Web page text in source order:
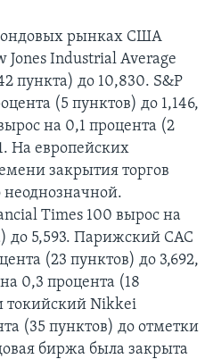
рынках США
Jones Industrial Average
пункта) до 10,830. S&P
(5 пунктов) до 1,146,
на 0,1 процента (2
На европейских
закрытия торгов
неоднозначной.
Times 100 вырос на
до 5,593. Парижский САС
(23 пунктов) до 3,692,
0,3 процента (18
токийский Nikkei
(35 пунктов) до отметки
биржа была закрыта